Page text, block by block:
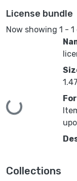
License bundle
Now showing 1 - 1
Loading...
Collections